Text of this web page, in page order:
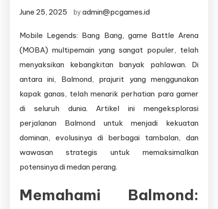
June 25, 2025 byadmin@pcgames.id
Mobile Legends: Bang Bang, game Battle Arena
(MOBA) multipemain yang sangat populer, telah
menyaksikan kebangkitan banyak pahlawan. Di
antara ini, Balmond, prajurit yang menggunakan
kapak ganas, telah menarik perhatian para gamer
di seluruh dunia. Artikel ini mengeksplorasi
perjalanan Balmond untuk menjadi kekuatan
dominan, evolusinya di berbagai tambalan, dan
wawasan strategis untuk memaksimalkan
potensinya di medan perang.
Memahami Balmond: